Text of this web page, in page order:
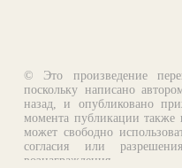
© Это произведение
поскольку написано
назад, и опубликовано
момента публикации также
может свободно
согласия или
вознаграждения.